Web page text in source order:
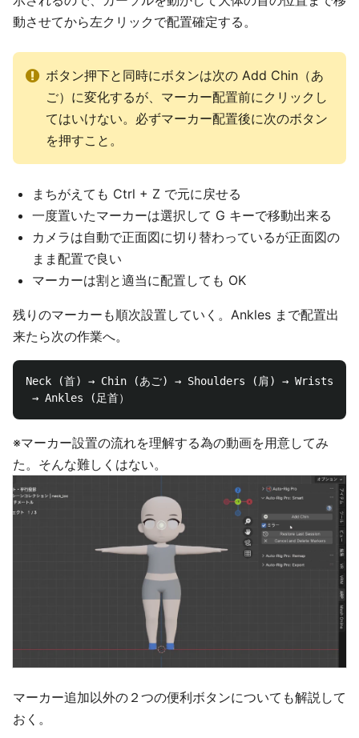
動させてから左クリックで配置確定する。
ボタン押下と同時にボタンは次の Add Chin（あ
ご）に変化するが、マーカー配置前にクリックし
てはいけない。必ずマーカー配置後に次のボタン
を押すこと。
まちがえても Ctrl + Z で元に戻せる
一度置いたマーカーは選択して G キーで移動出来る
カメラは自動で正面図に切り替わっているが正面図の
まま配置で良い
マーカーは割と適当に配置しても OK
残りのマーカーも順次設置していく。Ankles まで配置出
来たら次の作業へ。
Neck (首) → Chin (あご) → Shoulders (肩) → Wrists (手
※マーカー設置の流れを理解する為の動画を用意してみ
た。そんな難しくはない。
マーカー追加以外の２つの便利ボタンについても解説して
おく。